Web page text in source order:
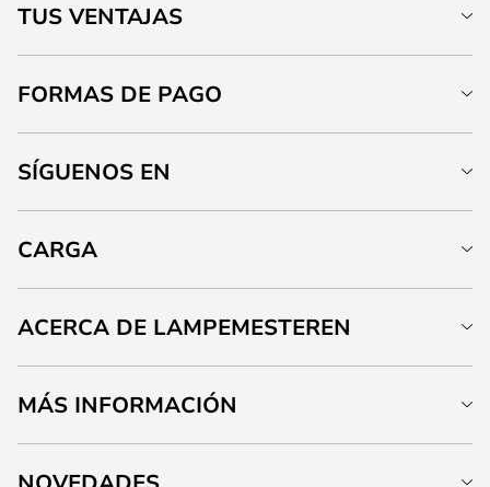
TUS VENTAJAS
FORMAS DE PAGO
SÍGUENOS EN
CARGA
ACERCA DE LAMPEMESTEREN
MÁS INFORMACIÓN